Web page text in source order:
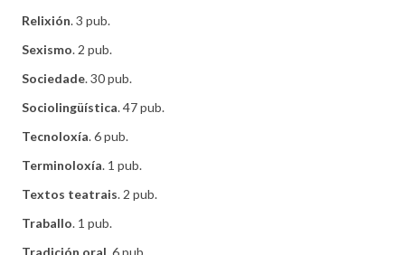
Relixión. 3 pub.
Sexismo. 2 pub.
Sociedade. 30 pub.
Sociolingüística. 47 pub.
Tecnoloxía. 6 pub.
Terminoloxía. 1 pub.
Textos teatrais. 2 pub.
Traballo. 1 pub.
Tradición oral. 6 pub.